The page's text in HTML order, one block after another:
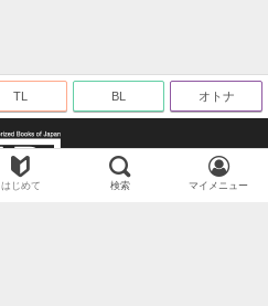
TL BL オトナ
はじめて 検索 マイメニュー